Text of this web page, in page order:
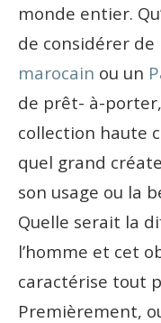
monde entier.
de considérer
marocain ou un
de prêt- à-
collection haute
quel grand
son usage ou la
Quelle serait la
l’homme et cet
caractérise tout
Premièrement,